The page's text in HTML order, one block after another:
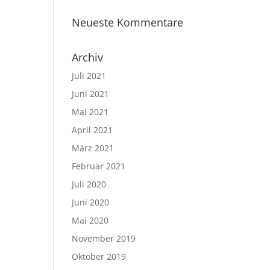
Neueste Kommentare
Archiv
Juli 2021
Juni 2021
Mai 2021
April 2021
März 2021
Februar 2021
Juli 2020
Juni 2020
Mai 2020
November 2019
Oktober 2019